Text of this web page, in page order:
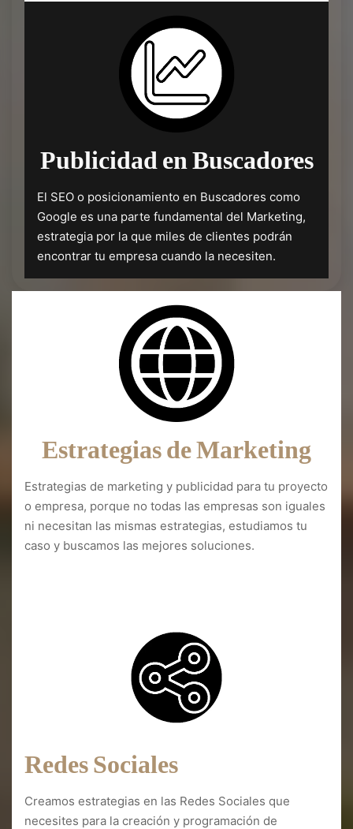
Publicidad en Buscadores
El SEO o posicionamiento en Buscadores como
Google es una parte fundamental del Marketing,
estrategia por la que miles de clientes podrán
encontrar tu empresa cuando la necesiten.
Estrategias de Marketing
Estrategias de marketing y publicidad para tu proyecto
o empresa, porque no todas las empresas son iguales
ni necesitan las mismas estrategias, estudiamos tu
caso y buscamos las mejores soluciones.
Redes Sociales
Creamos estrategias en las Redes Sociales que
necesites para la creación y programación de